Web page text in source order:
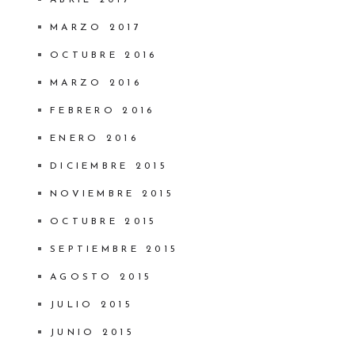
MARZO 2017
OCTUBRE 2016
MARZO 2016
FEBRERO 2016
ENERO 2016
DICIEMBRE 2015
NOVIEMBRE 2015
OCTUBRE 2015
SEPTIEMBRE 2015
AGOSTO 2015
JULIO 2015
JUNIO 2015